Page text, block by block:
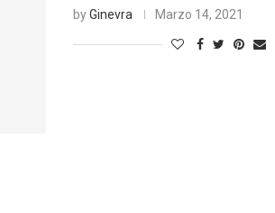
byGinevra Marzo 14, 2021